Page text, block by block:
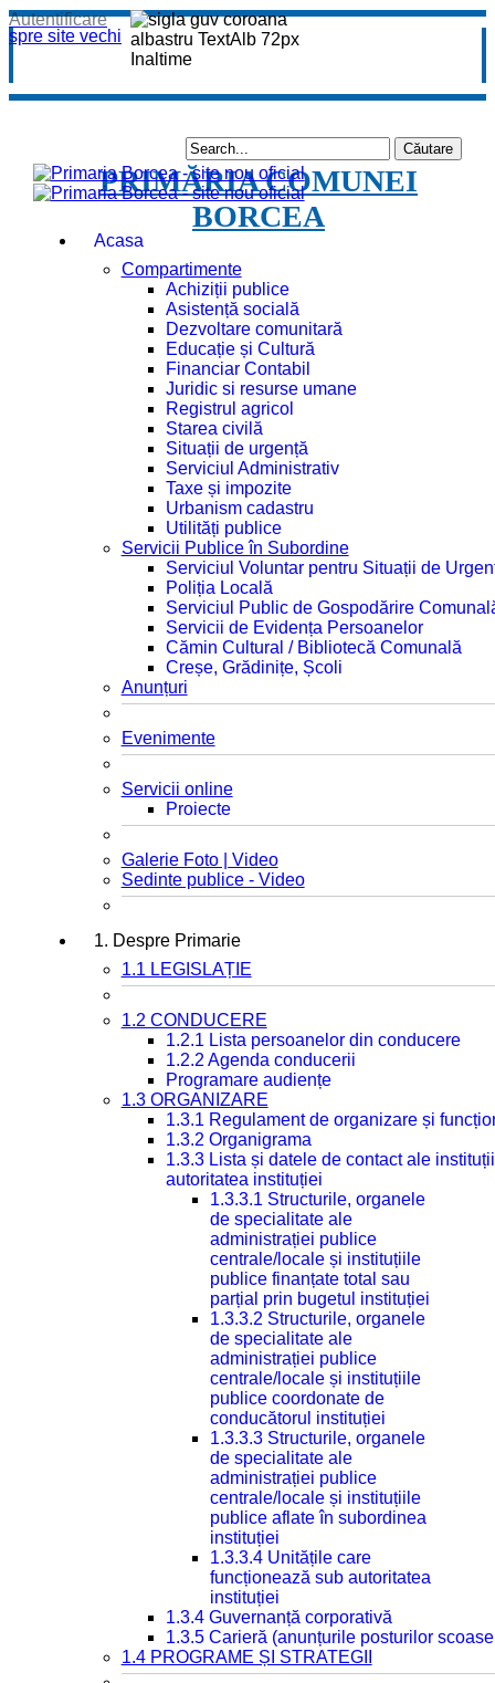
spre site vechi
Autentificare
PRIMĂRIA COMUNEI
BORCEA
Acasa
Compartimente
Achiziții publice
Asistență socială
Dezvoltare comunitară
Educație și Cultură
Financiar Contabil
Juridic si resurse umane
Registrul agricol
Starea civilă
Situații de urgență
Serviciul Administrativ
Taxe și impozite
Urbanism cadastru
Utilități publice
Servicii Publice în Subordine
Serviciul Voluntar pentru Situații de
Poliția Locală
Serviciul Public de Gospodărire
Servicii de Evidența Persoanelor
Cămin Cultural / Bibliotecă Comunală
Creșe, Grădinițe, Școli
Anunțuri
Evenimente
Servicii online
Proiecte
Galerie Foto | Video
Sedinte publice - Video
1. Despre Primarie
1.1 LEGISLAȚIE
1.2 CONDUCERE
1.2.1 Lista persoanelor din conducere
1.2.2 Agenda conducerii
Programare audiențe
1.3 ORGANIZARE
1.3.1 Regulament de organizare și
1.3.2 Organigrama
1.3.3 Lista și datele de contact ale
autoritatea instituției
1.3.3.1 Structurile, organele
de specialitate ale
administrației publice
centrale/locale și instituțiile
publice finanțate total sau
parțial prin bugetul instituției
1.3.3.2 Structurile, organele
de specialitate ale
administrației publice
centrale/locale și instituțiile
publice coordonate de
conducătorul instituției
1.3.3.3 Structurile, organele
de specialitate ale
administrației publice
centrale/locale și instituțiile
publice aflate în subordinea
instituției
1.3.3.4 Unitățile care
funcționează sub autoritatea
instituției
1.3.4 Guvernanță corporativă
1.3.5 Carieră (anunțurile posturilor
1.4 PROGRAME ȘI STRATEGII